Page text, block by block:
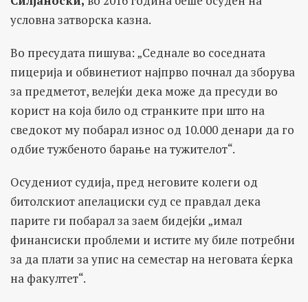
условна затворска казна.
Во пресудата пишува: „Седнале во соседната
пицерија и обвинетиот најпрво почнал да зборува
за предметот, велејќи дека може да пресуди во
корист на која било од странките при што на
сведокот му побарал износ од 10.000 денари да го
одбие тужбеното барање на тужителот“.
Осудениот судија, пред неговите колеги од
битолскиот апелациски суд се правдал дека
парите ги побарал за заем бидејќи „имал
финансиски проблеми и истите му биле потребни
за да плати за упис на семестар на неговата ќерка
на факултет“.